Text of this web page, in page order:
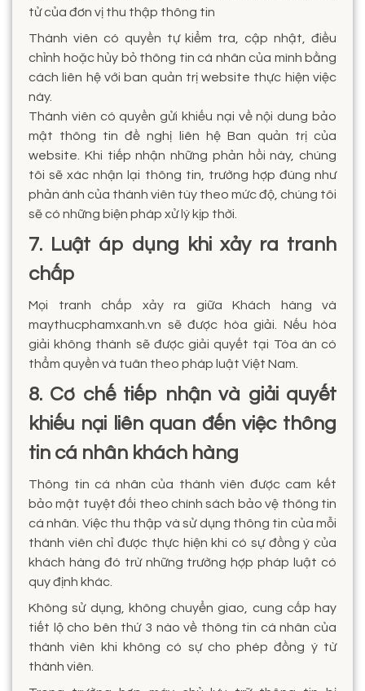
tử của đơn vị thu thập thông tin
Thành viên có quyền tự kiểm tra, cập nhật, điều
chỉnh hoặc hủy bỏ thông tin cá nhân của mình bằng
cách liên hệ với ban quản trị website thực hiện việc
này.
Thành viên có quyền gửi khiếu nại về nội dung bảo
mật thông tin đề nghị liên hệ Ban quản trị của
website. Khi tiếp nhận những phản hồi này, chúng
tôi sẽ xác nhận lại thông tin, trường hợp đúng như
phản ánh của thành viên tùy theo mức độ, chúng tôi
sẽ có những biện pháp xử lý kịp thời.
7. Luật áp dụng khi xảy ra tranh
chấp
Mọi tranh chấp xảy ra giữa Khách hàng và
maythucphamxanh.vn sẽ được hòa giải. Nếu hòa
giải không thành sẽ được giải quyết tại Tòa án có
thẩm quyền và tuân theo pháp luật Việt Nam.
8. Cơ chế tiếp nhận và giải quyết
khiếu nại liên quan đến việc thông
tin cá nhân khách hàng
Thông tin cá nhân của thành viên được cam kết
bảo mật tuyệt đối theo chính sách bảo vệ thông tin
cá nhân. Việc thu thập và sử dụng thông tin của mỗi
thành viên chỉ được thực hiện khi có sự đồng ý của
khách hàng đó trừ những trường hợp pháp luật có
quy định khác.
Không sử dụng, không chuyển giao, cung cấp hay
tiết lộ cho bên thứ 3 nào về thông tin cá nhân của
thành viên khi không có sự cho phép đồng ý từ
thành viên.